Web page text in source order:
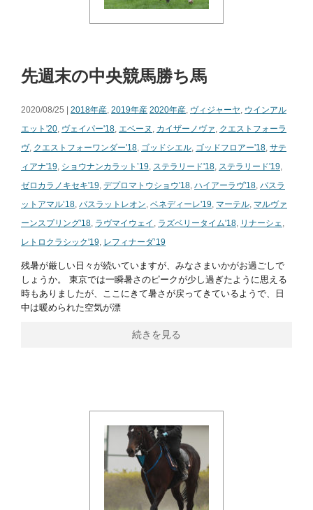
先週末の中央競馬勝ち馬
2020/08/25 | 2018年産, 2019年産 2020年産, ヴィジャーヤ, ウインアル
エット'20, ヴェイパー'18, エベーヌ , カイザーノヴァ, クエストフォーラ
ヴ, クエストフォーワンダー'18, ゴッドシエル, ゴッドフロアー'18, サテ
ィアナ'19, ショウナンカラット’19, ステラリード'18, ステラリード'19,
ゼロカラノキセキ'19, デプロマトウショウ'18, ハイアーラヴ'18, バスラ
ットアマル’18, バスラットレオン, ベネディーレ'19, マーテル, マルヴァ
ーンスプリング'18, ラヴマイウェイ , ラズベリータイム'18, リナーシェ,
レトロクラシック'19, レフィナーダ’19
残暑が厳しい日々が続いていますが、みなさまいかがお過ごしで
しょうか。 東京では一瞬暑さのピークが少し過ぎたように思える
時もありましたが、ここにきて暑さが戻ってきているようで、日
中は暖められた空気が漂
続きを見る